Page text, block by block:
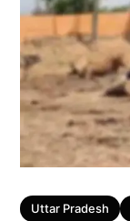
Tags
Uttar Pradesh